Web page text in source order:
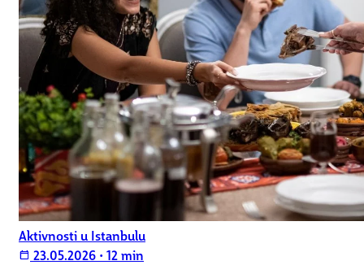
Aktivnosti u Istanbulu
calendar_today 23.05.2026 • 12 min